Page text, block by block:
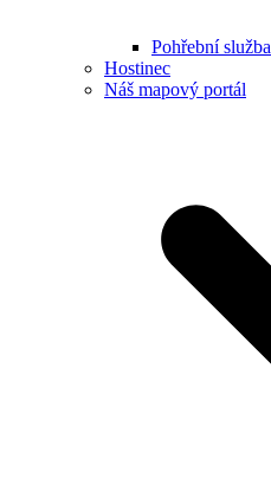
Pohřební služba
Hostinec
Náš mapový portál